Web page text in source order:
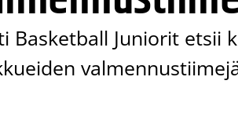
Basketball Juniorit etsii